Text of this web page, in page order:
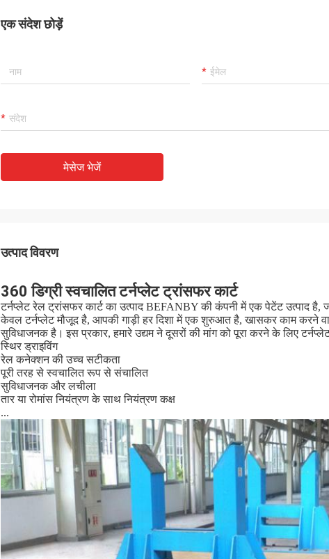
एक संदेश छोड़ें
मेसेज भेजें
उत्पाद विवरण
360 डिग्री स्वचालित टर्नप्लेट ट्रांसफर कार्ट
टर्नप्लेट रेल ट्रांसफर कार्ट का उत्पाद BEFANBY की कंपनी में एक पेटेंट उत्पाद है,
केवल टर्नप्लेट मौजूद है, आपकी गाड़ी हर दिशा में एक शुरुआत है, खासकर काम करने
सुविधाजनक है। इस प्रकार, हमारे उद्यम ने दूसरों की मांग को पूरा करने के लिए
स्थिर ड्राइविंग
रेल कनेक्शन की उच्च सटीकता
पूरी तरह से स्वचालित रूप से संचालित
सुविधाजनक और लचीला
तार या रोमांस नियंत्रण के साथ नियंत्रण कक्ष
...